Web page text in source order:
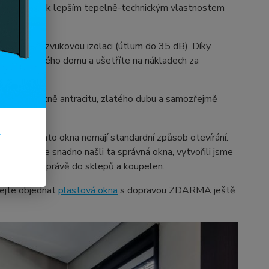
k lepším tepelně-technickým vlastnostem
a zvukovou izolaci (útlum do 35 dB). Díky
svého domu a ušetříte na nákladech za
včetně antracitu, zlatého dubu a samozřejmě
že tato okna nemají standardní způsob otevírání.
Abyste snadno našli ta správná okna, vytvořili jsme
právě do sklepů a koupelen.
objednatplastová okna s dopravou ZDARMA ještě